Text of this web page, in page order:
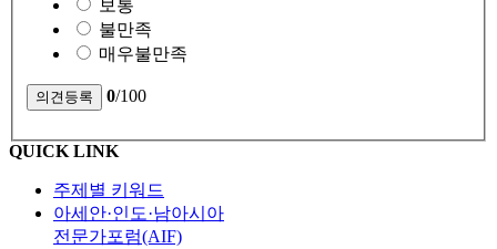
보통
불만족
매우불만족
0/100
QUICK LINK
주제별 키워드
아세안·인도·남아시아
전문가포럼(AIF)